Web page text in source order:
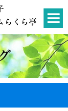
らくら亭